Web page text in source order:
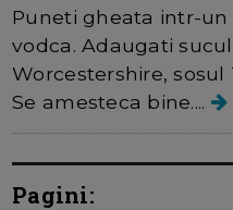
Puneti gheata intr-
vodca. Adaugati
Worcestershire, sosul
Se amesteca bine....
Pagini: